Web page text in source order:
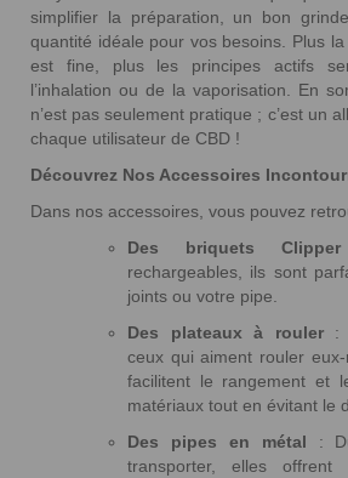
simplifier la préparation, un bon
quantité idéale pour vos besoins. Plus
est fine, plus les principes actifs
l’inhalation ou de la vaporisation. En
n’est pas seulement pratique ; c’est un
chaque utilisateur de CBD !
Découvrez Nos Accessoires
Dans nos accessoires, vous pouvez
Des briquets Clipper
rechargeables, ils sont
joints ou votre pipe.
Des plateaux à rouler:
ceux qui aiment rouler
facilitent le rangement et
matériaux tout en évitant le
Des pipes en métal :
transporter, elles offrent